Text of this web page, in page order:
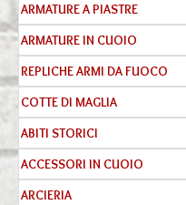
ARMATURE A PIASTRE
ARMATURE IN CUOIO
REPLICHE ARMI DA FUOCO
COTTE DI MAGLIA
ABITI STORICI
ACCESSORI IN CUOIO
ARCIERIA